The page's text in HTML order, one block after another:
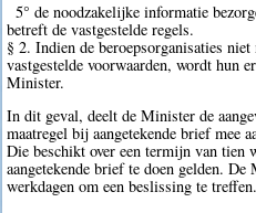
5° de noodzakelijke informatie
betreft de vastgestelde regels.
§ 2. Indien de beroepsorganisaties
vastgestelde voorwaarden, wordt hun
Minister.
In dit geval, deelt de Minister de
maatregel bij aangetekende brief mee
Die beschikt over een termijn van tien
aangetekende brief te doen gelden.
werkdagen om een beslissing te treffen.